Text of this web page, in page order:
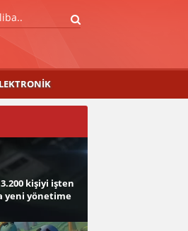
kişiyi işten
yeni yönetime